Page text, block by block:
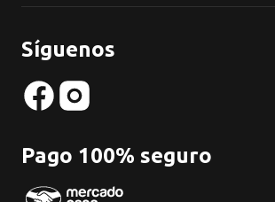
Síguenos
Pago 100% seguro